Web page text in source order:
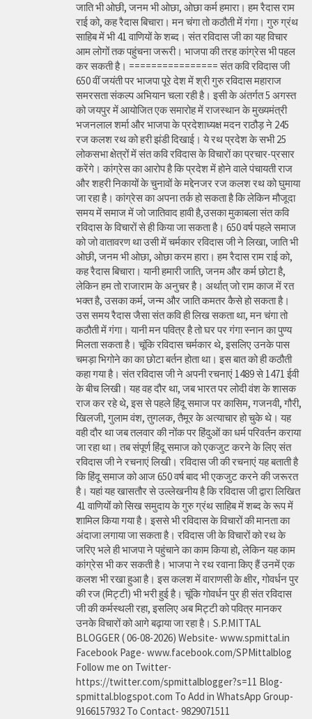
जाति भी ओछी, जनम भी ओछा, ओछा कर्म हमारा। हम रैदास राम
राई को, कह रैदास बिचारा। मन चंगा तो कठौती में गंगा। गुरु ग्रंथ
साहिब में भी 41 वाणियों के शब्द। संत रविदास जी का यह विचार
आम लोगों तक पहुंचना जरूरी। भाजपा की तरह कांग्रेस भी पहल
कर सकती है। ================ संत कवि रविदास जी
650 वीं जयंती पर भाजपा पूरे देश में श्री गुरु रविदास महाराज
समरसता संकल्प अभियान चला रही है। इसी के अंतर्गत 5 अगस्त
को जयपुर में आयोजित एक समारोह में राजस्थान के मुख्यमंत्री
भजनलाल शर्मा और भाजपा के प्रदेशाध्यक्ष मदन राठौड़ ने 245
रज कलश रथ को हरी झंडी दिखाई। ये रथ प्रदेश के सभी 25
लोकसभा क्षेत्रों में संत कवि रविदास के विचारों का प्रचार-प्रसार
करेंगे। कांग्रेस का आरोप है कि प्रदेश में होने वाले पंचायती राज
और शहरी निकायों के चुनावों के मद्देनजर रज कलश रथ को घुमाया
जा रहा है। कांग्रेस का अपना तर्क हो सकता है कि लेकिन मौजूदा
समय में समाज में जो जातिवाद हावी है,उसका मुकाबला संत कवि
रविदास के विचारों से ही किया जा सकता है। 650 वर्ष पहले समाज
को जो वातावरण था उसी में चर्मकार रविदास जी ने लिखा, जाति भी
ओछी, जनम भी ओछा, ओछा करम हारा। हम रैदास राम राई को,
कह रैदास बिचारा। यानी हमारी जाति, जनम और कर्म छोटा है,
लेकिन हम तो राजाराम के अनुचर है। अर्थात् जो राम काज में रत
भक्त है, उसका कर्म, जन्म और जाति कमतर कैसे हो सकता है।
उस समय रैदास जैसा संत कवि ही लिख सकता था, मन चंगा तो
कठौती में गंगा। यानी मन पवित्र है तो घर पर गंगा स्नान का पुण्य
मिलता सकता है। चूंकि रविदास चर्मकार थे, इसलिए उनके पास
चमड़ा भिगोने का का छोटा बर्तन होता था। इस बात को ही कठौती
कहा गया है। संत रविदास जी ने अपनी रचनाएं 1489 से 1471 ईवी
के बीच लिखी। यह वह दौर था, जब भारत पर लोदी वंश के शासक
राज कर रहे थे, इस से पहले हिंदू समाज पर कासिम, गजनवी, गौरी,
खिलजी, गुलाम वंश, तुगलक, तैमूर के अत्याचार हो चुके थे। यह
वही दौर था जब तलवार की नोंक पर हिंदुओं का धर्म परिवर्तन कराया
जा रहा था। तब संपूर्ण हिंदू समाज को एकजुट करने के लिए संत
रविदास जी ने रचनाएं लिखी। रविदास जी की रचनाएं यह बताती है
कि हिंदू समाज को आज 650 वर्ष बाद भी एकजुट करने की जरूरत
है। यहां यह खासतौर से उल्लेखनीय है कि रविदास जी द्वारा लिखित
41 वाणियोंं को सिख समुदाय के गुरु ग्रंथ साहिब में शब्द के रूप में
शामिल किया गया है। इससे भी रविदास के विचारों की मानता का
अंदाजा लगाया जा सकता है। रविदास जी के विचारों को रथ के
जरिए भले ही भाजपा ने पहुंचाने का काम किया हो, लेकिन यह काम
कांग्रेस भी कर सकती है। भाजपा ने रथ रवाना किए हैं उनमें एक
कलश भी रखा हुआ है। इस कलश में वाराणसी के क्षीर, गोवर्धन पुर
की रज (मिट्टी) भी भरी हुई है। चूंकि गोवर्धन पुर ही संत रविदास
जी की कर्मस्थली रहा, इसलिए अब मिट्टी को पवित्र मानकर
उनके विचारों को आगे बढ़ाया जा रहा है। S.P.MITTAL
BLOGGER ( 06-08-2026) Website- www.spmittal.in
Facebook Page- www.facebook.com/SPMittalblog
Follow me on Twitter-
https://twitter.com/spmittalblogger?s=11 Blog-
spmittal.blogspot.com To Add in WhatsApp Group-
9166157932 To Contact- 9829071511